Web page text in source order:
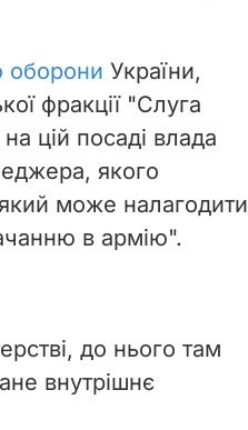
оборони України,
фракції "Слуга
цій посаді влада
якого
може налагодити
в армію".
до нього там
внутрішнє